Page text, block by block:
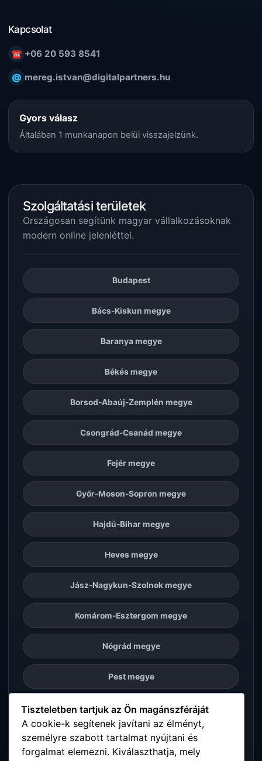
Kapcsolat
☎ +06 20 593 8541
@ mereg.istvan@digitalpartners.hu
Gyors válasz
Általában 1 munkanapon belül visszajelzünk.
Szolgáltatási területek
Országosan segítünk magyar vállalkozásoknak
modern online jelenléttel.
Budapest
Bács-Kiskun megye
Baranya megye
Békés megye
Borsod-Abaúj-Zemplén megye
Csongrád-Csanád megye
Fejér megye
Győr-Moson-Sopron megye
Hajdú-Bihar megye
Heves megye
Jász-Nagykun-Szolnok megye
Komárom-Esztergom megye
Nógrád megye
Pest megye
Somogy megye
Szabolcs-Szatmár-Bereg megye
Tiszteletben tartjuk az Ön magánszféráját
A cookie-k segítenek javítani az élményt,
személyre szabott tartalmat nyújtani és
forgalmat elemezni. Kiválaszthatja, mely